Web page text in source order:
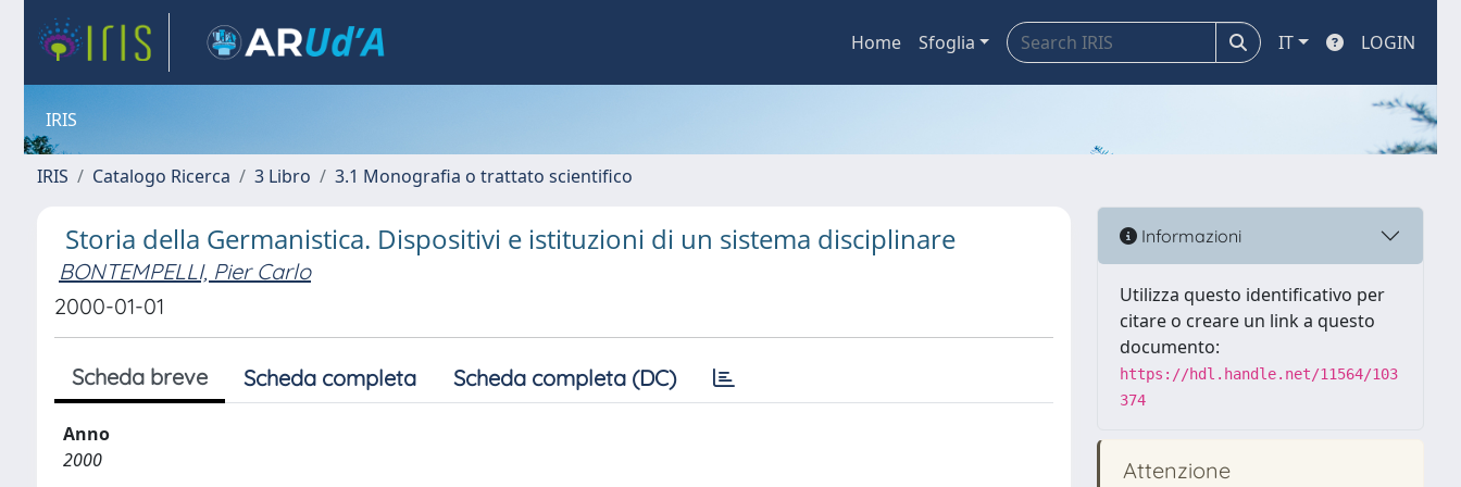
Home Sfoglia IT LOGIN
IRIS
IRIS Catalogo Ricerca 3 Libro 3.1 Monografia o trattato scientifico
Storia della Germanistica. Dispositivi e istituzioni di un sistema disciplinare
BONTEMPELLI, Pier Carlo
2000-01-01
Scheda breve Scheda completa Scheda completa (DC)
Anno
2000
Informazioni
Utilizza questo identificativo per
citare o creare un link a questo
documento:
https://hdl.handle.net/11564/103
374
Attenzione